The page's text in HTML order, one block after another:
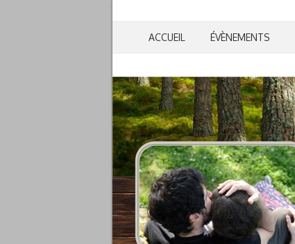
ACCUEIL ÉVÈNEMENTS